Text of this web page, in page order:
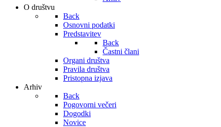
O društvu
Back
Osnovni podatki
Predstavitev
Back
Častni člani
Organi društva
Pravila društva
Pristopna izjava
Arhiv
Back
Pogovorni večeri
Dogodki
Novice